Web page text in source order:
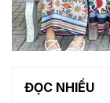
ĐỌC NHIỀU